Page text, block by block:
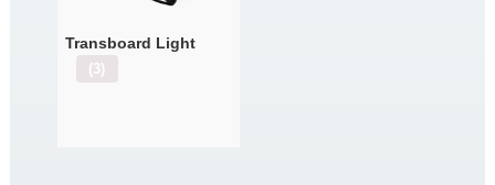
Transboard Light
(3)